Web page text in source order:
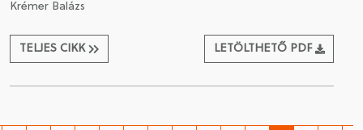
Krémer Balázs
TELJES CIKK LETÖLTHETŐ PDF